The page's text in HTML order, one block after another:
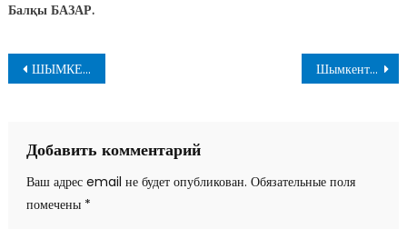
Балқы БАЗАР.
Навигация
записям
ШЫМКЕНТТЕ ЖАҒЫМДЫ ДА, ЖАҒЫМСЫЗ ДА ЖАЙЛАР БАР… Шымкент жемқорлардан тазарып жатыр ма…
Добавить комментарий
Ваш адрес email не будет опубликован. Обязательные поля
помечены *